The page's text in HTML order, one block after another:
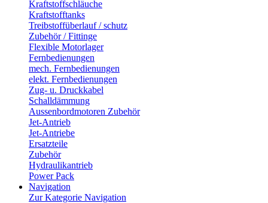
Kraftstoffschläuche
Kraftstofftanks
Treibstoffüberlauf / schutz
Zubehör / Fittinge
Flexible Motorlager
Fernbedienungen
mech. Fernbedienungen
elekt. Fernbedienungen
Zug- u. Druckkabel
Schalldämmung
Aussenbordmotoren Zubehör
Jet-Antrieb
Jet-Antriebe
Ersatzteile
Zubehör
Hydraulikantrieb
Power Pack
Navigation
Zur Kategorie Navigation